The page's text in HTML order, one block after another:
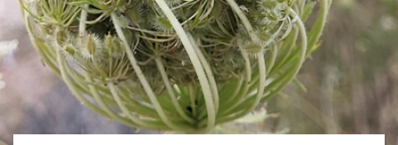
Åbne haver
0
resultater